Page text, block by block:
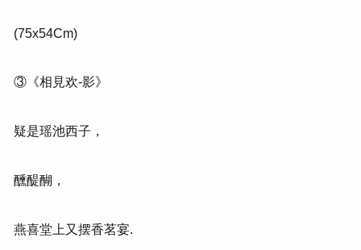
(75x54Cm)
③《相見欢-影》
疑是瑶池西子，
醺醍醐，
燕喜堂上又摆香茗宴.